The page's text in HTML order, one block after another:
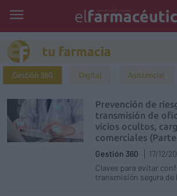
tu farmacia
Gestión 360 Digital Asistencial
Prevención de
transmisión de
vicios ocultos,
comerciales
Gestión 360
17/12/
Claves para evitar
transmisión segura